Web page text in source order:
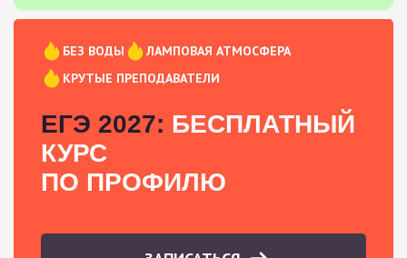
БЕЗ ВОДЫ
ЛАМПОВАЯ АТМОСФЕРА
КРУТЫЕ ПРЕПОДАВАТЕЛИ
ЕГЭ 2027: БЕСПЛАТНЫЙ
КУРС
ПО ПРОФИЛЮ